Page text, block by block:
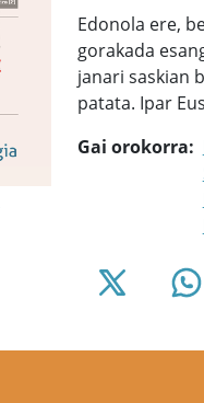
Edonola ere,
gorakada
janari saskian
patata. Ipar
Gai orokorra